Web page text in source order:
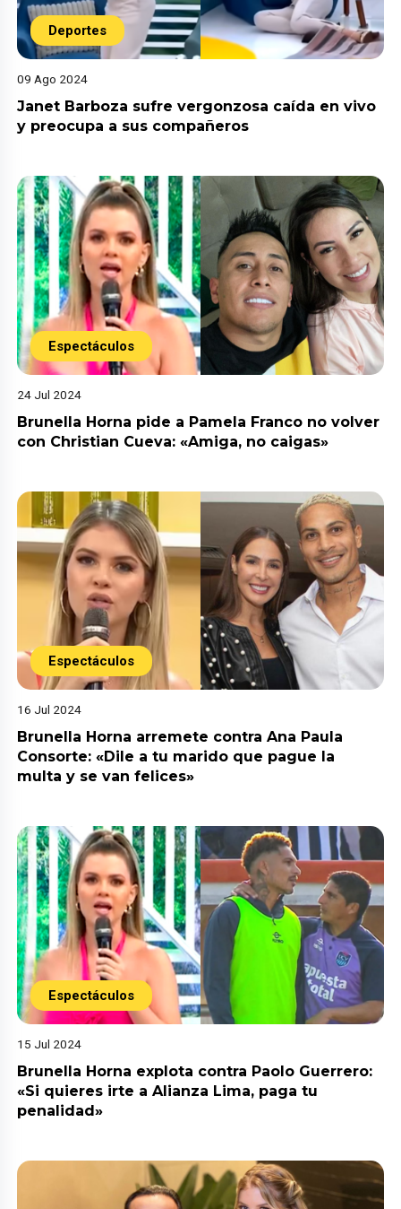
Deportes
09 Ago 2024
Janet Barboza sufre vergonzosa caída en vivo
y preocupa a sus compañeros
Espectáculos
24 Jul 2024
Brunella Horna pide a Pamela Franco no volver
con Christian Cueva: «Amiga, no caigas»
Espectáculos
16 Jul 2024
Brunella Horna arremete contra Ana Paula
Consorte: «Dile a tu marido que pague la
multa y se van felices»
Espectáculos
15 Jul 2024
Brunella Horna explota contra Paolo Guerrero:
«Si quieres irte a Alianza Lima, paga tu
penalidad»